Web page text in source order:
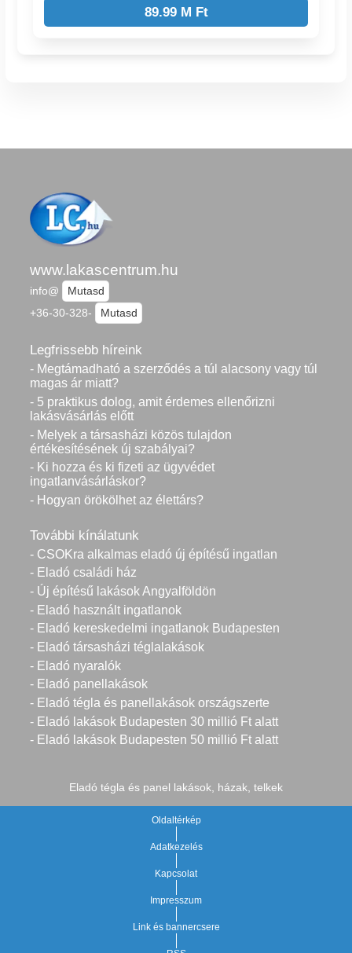
89.99 M Ft
www.lakascentrum.hu
info@
Mutasd
+36-30-328-
Mutasd
Legfrissebb híreink
- Megtámadható a szerződés a túl alacsony vagy túl
magas ár miatt?
- 5 praktikus dolog, amit érdemes ellenőrizni
lakásvásárlás előtt
- Melyek a társasházi közös tulajdon
értékesítésének új szabályai?
- Ki hozza és ki fizeti az ügyvédet
ingatlanvásárláskor?
- Hogyan örökölhet az élettárs?
További kínálatunk
- CSOKra alkalmas eladó új építésű ingatlan
- Eladó családi ház
- Új építésű lakások Angyalföldön
- Eladó használt ingatlanok
- Eladó kereskedelmi ingatlanok Budapesten
- Eladó társasházi téglalakások
- Eladó nyaralók
- Eladó panellakások
- Eladó tégla és panellakások országszerte
- Eladó lakások Budapesten 30 millió Ft alatt
- Eladó lakások Budapesten 50 millió Ft alatt
Eladó tégla és panel lakások, házak, telkek
Oldaltérkép
Adatkezelés
Kapcsolat
Impresszum
Link és bannercsere